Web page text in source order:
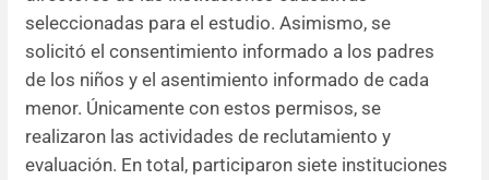
seleccionadas para el estudio. Asimismo, se
solicitó el consentimiento informado a los padres
de los niños y el asentimiento informado de cada
menor. Únicamente con estos permisos, se
realizaron las actividades de reclutamiento y
evaluación. En total, participaron siete instituciones